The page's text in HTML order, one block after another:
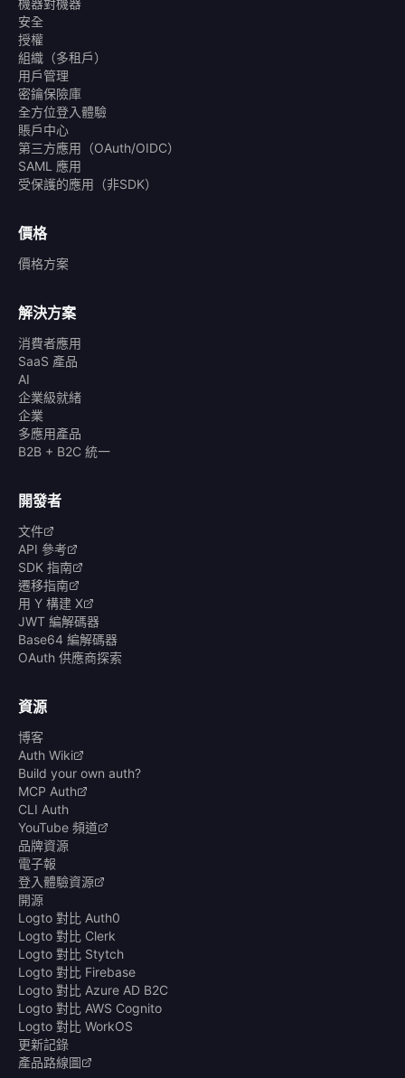
機器對機器
安全
授權
組織（多租戶）
用戶管理
密鑰保險庫
全方位登入體驗
賬戶中心
第三方應用（OAuth/OIDC）
SAML 應用
受保護的應用（非SDK）
價格
價格方案
解決方案
消費者應用
SaaS 產品
AI
企業級就緒
企業
多應用產品
B2B + B2C 統一
開發者
文件
API 參考
SDK 指南
遷移指南
用 Y 構建 X
JWT 編解碼器
Base64 編解碼器
OAuth 供應商探索
資源
博客
Auth Wiki
Build your own auth?
MCP Auth
CLI Auth
YouTube 頻道
品牌資源
電子報
登入體驗資源
開源
Logto 對比 Auth0
Logto 對比 Clerk
Logto 對比 Stytch
Logto 對比 Firebase
Logto 對比 Azure AD B2C
Logto 對比 AWS Cognito
Logto 對比 WorkOS
更新記錄
產品路線圖